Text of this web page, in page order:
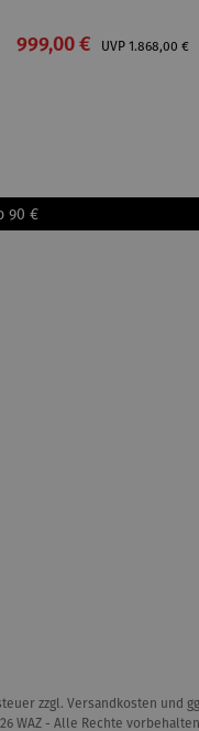
Verkaufspreis:
999,00 € UVP Regulärer
1.868,00 €
90 €
zzgl. Versandkosten und
WAZ - Alle Rechte